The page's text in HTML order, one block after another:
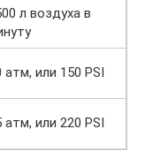
л воздуха в
атм, или 150 PSI
атм, или 220 PSI